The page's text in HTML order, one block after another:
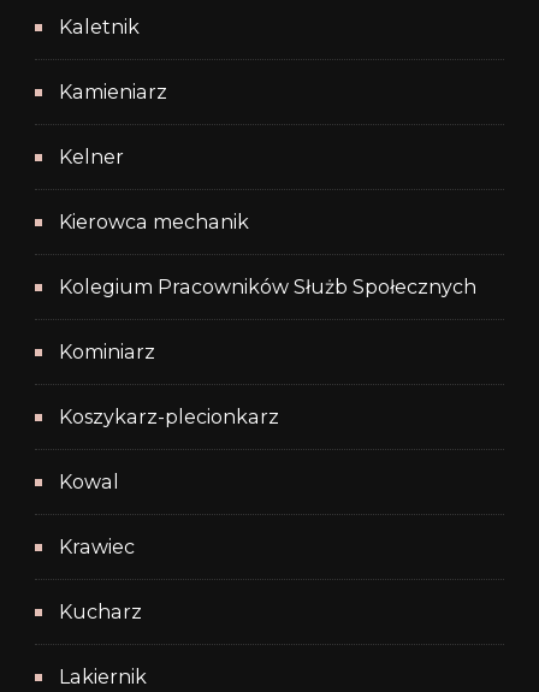
Kaletnik
Kamieniarz
Kelner
Kierowca mechanik
Kolegium Pracowników Służb Społecznych
Kominiarz
Koszykarz-plecionkarz
Kowal
Krawiec
Kucharz
Lakiernik